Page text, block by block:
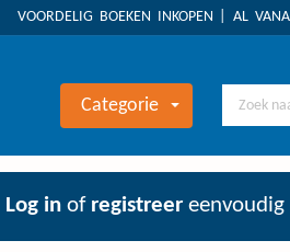
VOORDELIG BOEKEN INKOPEN AL
Categorie
Log in of registreer